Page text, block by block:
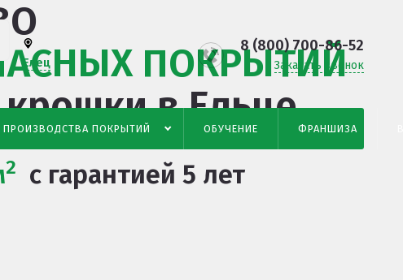
Елец
8 (800) 700-86-52
Заказать звонок
ПРОИЗВОДСТВА ПОКРЫТИЙ ОБУЧЕНИЕ ФРАНШИЗА
ПОКРЫТИЙ
крошкив Ельце
2 с гарантией 5 лет